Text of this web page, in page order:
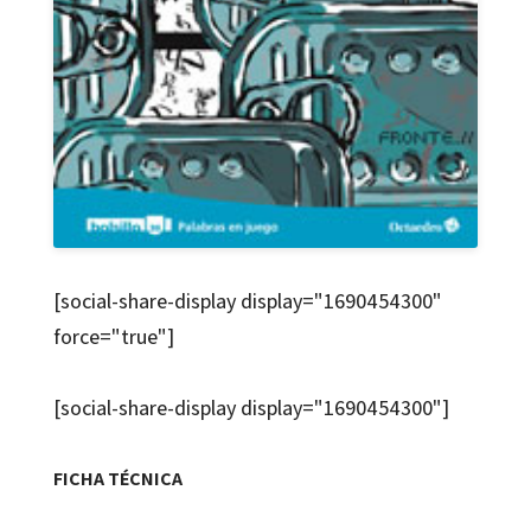
[social-share-display display="1690454300"
force="true"]
[social-share-display display="1690454300"]
FICHA TÉCNICA